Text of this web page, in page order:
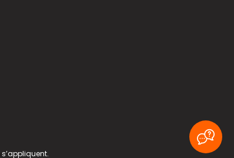
s’appliquent.